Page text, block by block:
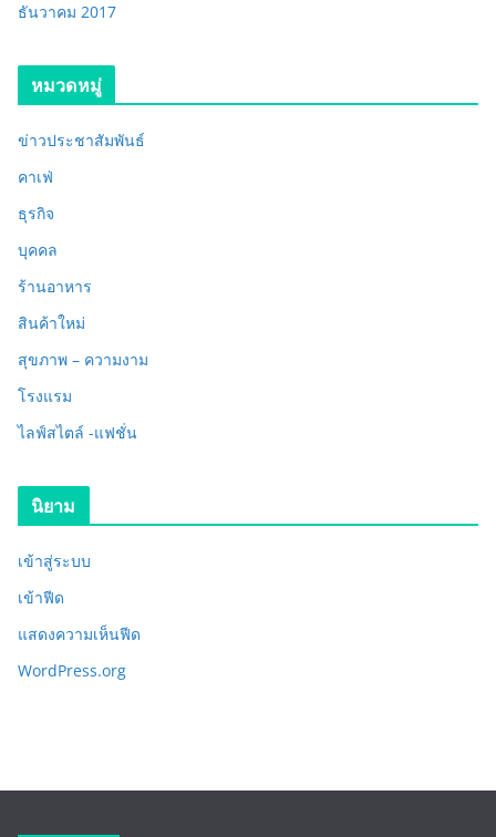
ธันวาคม 2017
หมวดหมู่
ข่าวประชาสัมพันธ์
คาเฟ่
ธุรกิจ
บุคคล
ร้านอาหาร
สินค้าใหม่
สุขภาพ – ความงาม
โรงแรม
ไลฟ์สไตล์ -แฟชั่น
นิยาม
เข้าสู่ระบบ
เข้าฟีด
แสดงความเห็นฟีด
WordPress.org